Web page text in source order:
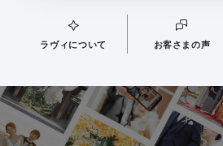
ラヴィについて お客さまの声